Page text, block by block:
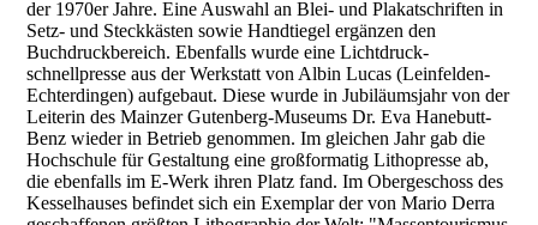
der 1970er Jahre. Eine Auswahl an Blei- und Plakatschriften in
Setz- und Steckkästen sowie Handtiegel ergänzen den
Buchdruckbereich. Ebenfalls wurde eine Lichtdruck-
schnellpresse aus der Werkstatt von Albin Lucas (Leinfelden-
Echterdingen) aufgebaut. Diese wurde in Jubiläumsjahr von der
Leiterin des Mainzer Gutenberg-Museums Dr. Eva Hanebutt-
Benz wieder in Betrieb genommen. Im gleichen Jahr gab die
Hochschule für Gestaltung eine großformatig Lithopresse ab,
die ebenfalls im E-Werk ihren Platz fand. Im Obergeschoss des
Kesselhauses befindet sich ein Exemplar der von Mario Derra